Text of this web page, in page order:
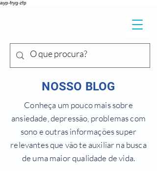
ayp-fryg-zfp
NOSSO BLOG
Conheça um pouco mais sobre
ansiedade, depressão, problemas com
sono e outras informações super
relevantes que vão te auxiliar na busca
de uma maior qualidade de vida.